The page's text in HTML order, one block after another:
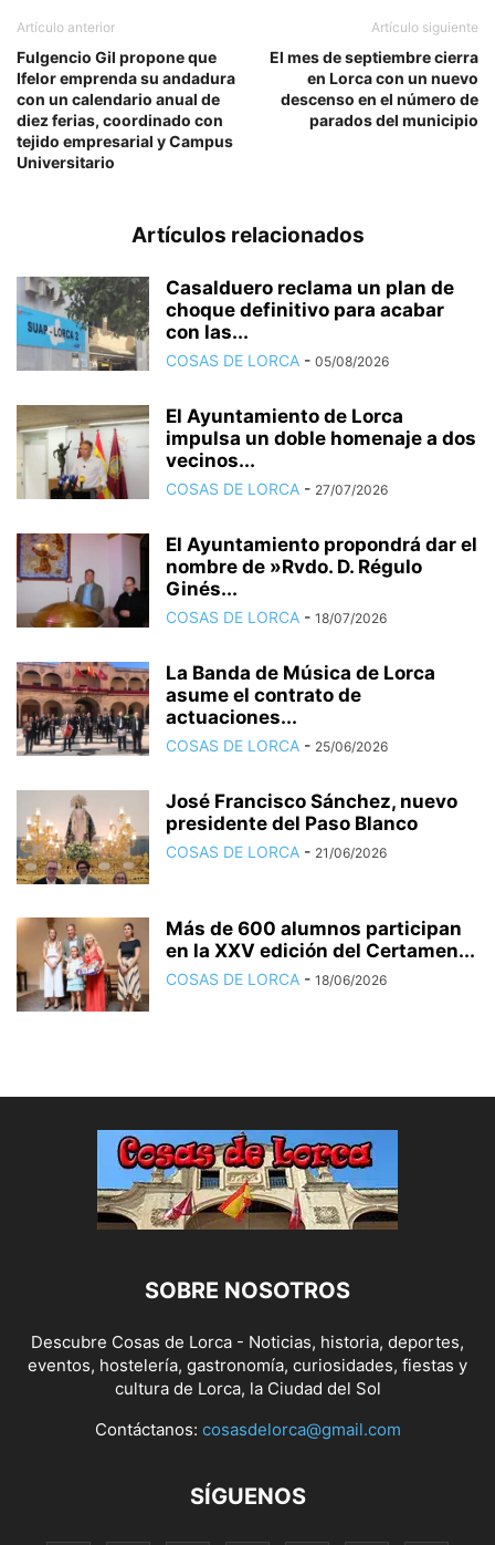
Artículo anterior
Fulgencio Gil propone que
Ifelor emprenda su andadura
con un calendario anual de
diez ferias, coordinado con
tejido empresarial y Campus
Universitario
Artículo siguiente
El mes de septiembre cierra
en Lorca con un nuevo
descenso en el número de
parados del municipio
Artículos relacionados
Casalduero reclama un plan de
choque definitivo para acabar
con las...
COSAS DE LORCA - 05/08/2026
El Ayuntamiento de Lorca
impulsa un doble homenaje a dos
vecinos...
COSAS DE LORCA - 27/07/2026
El Ayuntamiento propondrá dar el
nombre de »Rvdo. D. Régulo
Ginés...
COSAS DE LORCA - 18/07/2026
La Banda de Música de Lorca
asume el contrato de
actuaciones...
COSAS DE LORCA - 25/06/2026
José Francisco Sánchez, nuevo
presidente del Paso Blanco
COSAS DE LORCA - 21/06/2026
Más de 600 alumnos participan
en la XXV edición del Certamen...
COSAS DE LORCA - 18/06/2026
SOBRE NOSOTROS
Descubre Cosas de Lorca - Noticias, historia, deportes,
eventos, hostelería, gastronomía, curiosidades, fiestas y
cultura de Lorca, la Ciudad del Sol
Contáctanos: cosasdelorca@gmail.com
SÍGUENOS